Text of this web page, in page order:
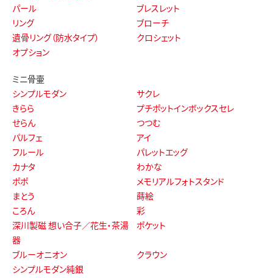
パール
ブレスレット
リング
ブローチ
遺骨リング（防水タイプ）
クロシェット
オプション
ミニ骨壷
シンプルモダン
サクレ
きらら
プチポットインボックスセレ
せらん
つつむ
パルフェ
アイ
フルール
パレットエッグ
カナタ
わかな
ポポ
メモリアルフォトスタンド
まとう
蒔絵
ころん
彩
深川製磁 想い合子／花生・茶湯
器
ポケット
ブルーオニオン
クラウン
シンプルモダン純銀